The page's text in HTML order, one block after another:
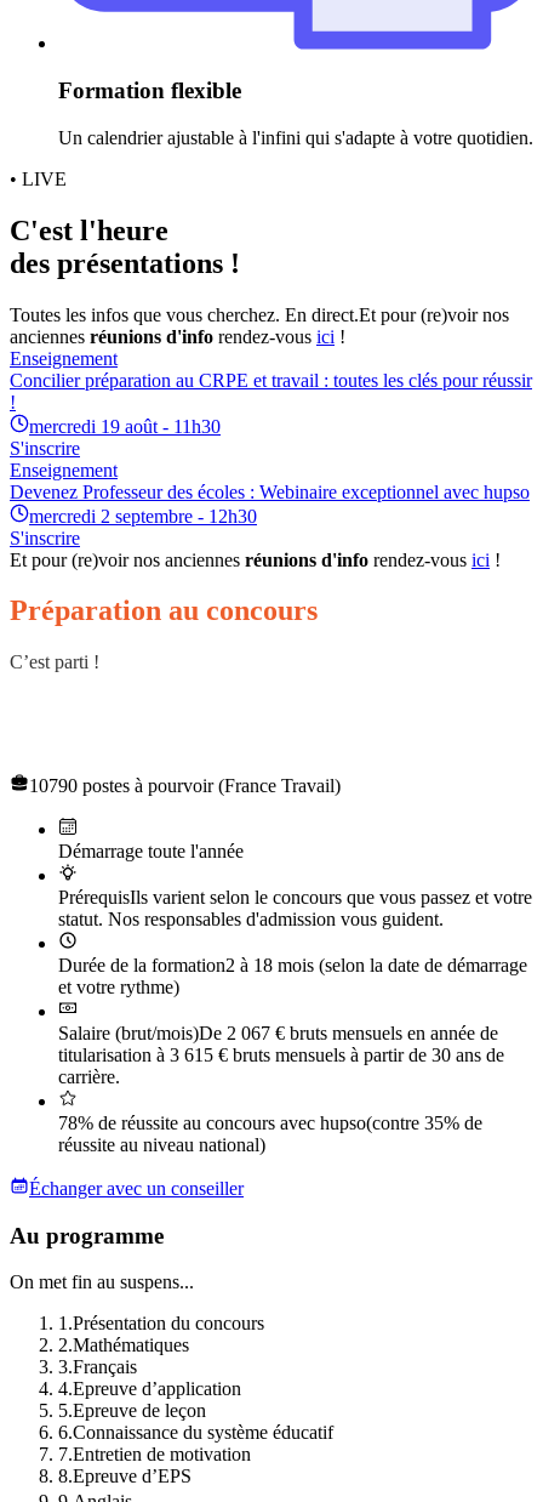
Formation flexible
Un calendrier ajustable à l'infini qui s'adapte à votre quotidien.
• LIVE
C'est l'heure
des présentations !
Toutes les infos que vous cherchez. En direct.Et pour (re)voir nos
anciennes réunions d'info rendez-vous ici !
Enseignement
Concilier préparation au CRPE et travail : toutes les clés pour réussir
!
mercredi 19 août - 11h30
S'inscrire
Enseignement
Devenez Professeur des écoles : Webinaire exceptionnel avec hupso
mercredi 2 septembre - 12h30
S'inscrire
Et pour (re)voir nos anciennes réunions d'info rendez-vous ici !
Préparation au concours
C’est parti !
10790 postes à pourvoir (France Travail)
Démarrage toute l'année
PrérequisIls varient selon le concours que vous passez et votre
statut. Nos responsables d'admission vous guident.
Durée de la formation2 à 18 mois (selon la date de démarrage
et votre rythme)
Salaire (brut/mois)De 2 067 € bruts mensuels en année de
titularisation à 3 615 € bruts mensuels à partir de 30 ans de
carrière.
78% de réussite au concours avec hupso(contre 35% de
réussite au niveau national)
Échanger avec un conseiller
Au programme
On met fin au suspens...
1 .Présentation du concours
2.Mathématiques
3.Français
4.Epreuve d’application
5.Epreuve de leçon
6.Connaissance du système éducatif
7.Entretien de motivation
8.Epreuve d’EPS